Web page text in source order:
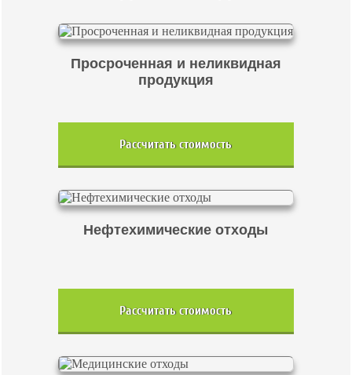
Просроченная и неликвидная
продукция
Рассчитать стоимость
Нефтехимические отходы
Рассчитать стоимость